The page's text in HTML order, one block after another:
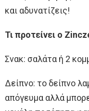
και αδυνατίζεις!
Τι προτείνει ο
Σνακ: σαλάτα ή 2
Δείπνο: το δείπνο
απόγευμα αλλά